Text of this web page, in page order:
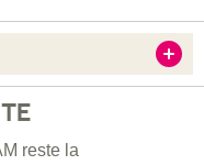
reste la